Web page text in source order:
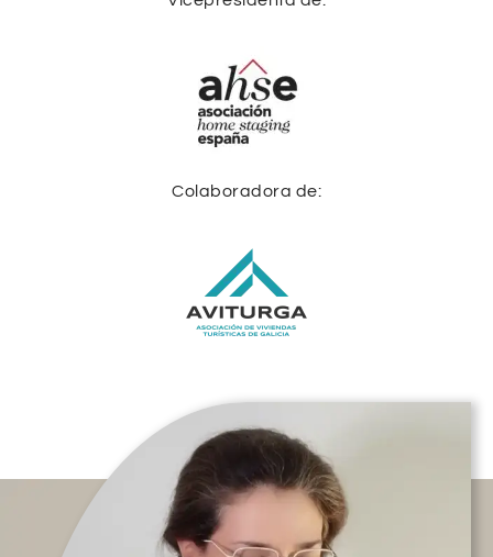
Colaboradora de: